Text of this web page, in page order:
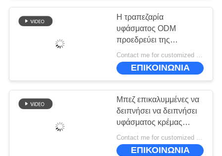
Η τραπεζαρία
υφάσματος ODM
προεδρεύει της
εργονομικής γκρίζας
επικαλυμμένης να
δειπνήσει έδρας
Contact me for customized MOQ:10
ΕΠΙΚΟΙΝΩΝΙΑ
Μπεζ επικαλυμμένες να
δειπνήσει να δειπνήσει
υφάσματος κρέμας
εδρών ανθεκτικές
ISO9001 έδρες
Contact me for customized MOQ:10
ΕΠΙΚΟΙΝΩΝΙΑ